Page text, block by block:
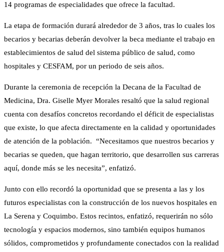
14 programas de especialidades que ofrece la facultad.
La etapa de formación durará alrededor de 3 años, tras lo cuales los
becarios y becarias deberán devolver la beca mediante el trabajo en
establecimientos de salud del sistema público de salud, como
hospitales y CESFAM, por un periodo de seis años.
Durante la ceremonia de recepción la Decana de la Facultad de
Medicina, Dra. Giselle Myer Morales resaltó que la salud regional
cuenta con desafíos concretos recordando el déficit de especialistas
que existe, lo que afecta directamente en la calidad y oportunidades
de atención de la población. “Necesitamos que nuestros becarios y
becarias se queden, que hagan territorio, que desarrollen sus carreras
aquí, donde más se les necesita”, enfatizó.
Junto con ello recordó la oportunidad que se presenta a las y los
futuros especialistas con la construcción de los nuevos hospitales en
La Serena y Coquimbo. Estos recintos, enfatizó, requerirán no sólo
tecnología y espacios modernos, sino también equipos humanos
sólidos, comprometidos y profundamente conectados con la realidad